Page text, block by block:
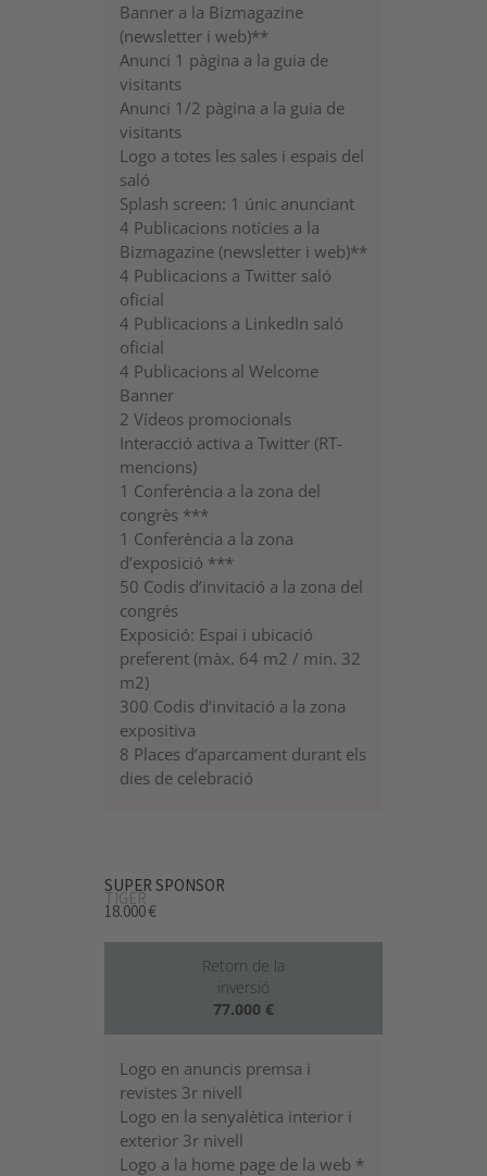
Banner a la Bizmagazine
(newsletter i web)**
Anunci 1 pàgina a la guia de
visitants
Anunci 1/2 pàgina a la guia de
visitants
Logo a totes les sales i espais del
saló
Splash screen: 1 únic anunciant
4 Publicacions notícies a la
Bizmagazine (newsletter i web)**
4 Publicacions a Twitter saló
oficial
4 Publicacions a LinkedIn saló
oficial
4 Publicacions al Welcome
Banner
2 Vídeos promocionals
Interacció activa a Twitter (RT-
mencions)
1 Conferència a la zona del
congrès ***
1 Conferència a la zona
d’exposició ***
50 Codis d’invitació a la zona del
congrés
Exposició: Espai i ubicació
preferent (màx. 64 m2 / min. 32
m2)
300 Codis d’invitació a la zona
expositiva
8 Places d’aparcament durant els
dies de celebració
SUPER SPONSOR
TIGER
18.000 €
Retorn de la
inversió
77.000 €
Logo en anuncis premsa i
revistes 3r nivell
Logo en la senyalètica interior i
exterior 3r nivell
Logo a la home page de la web *